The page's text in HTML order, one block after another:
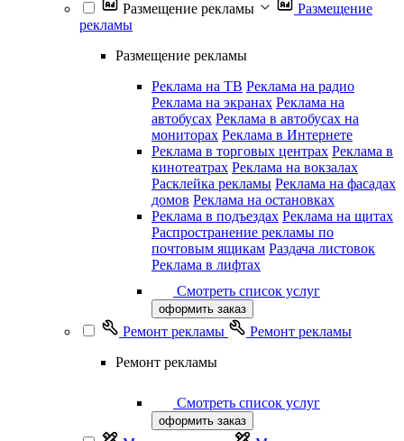
Размещение рекламы
Размещение
рекламы
Размещение рекламы
Реклама на ТВ Реклама на радио
Реклама на экранах Реклама на
автобусах Реклама в автобусах на
мониторах Реклама в Интернете
Реклама в торговых центрах Реклама в
кинотеатрах Реклама на вокзалах
Расклейка рекламы Реклама на фасадах
домов Реклама на остановках
Реклама в подъездах Реклама на щитах
Распространение рекламы по
почтовым ящикам Раздача листовок
Реклама в лифтах
Смотреть список услуг
оформить заказ
Ремонт рекламы
Ремонт рекламы
Ремонт рекламы
Смотреть список услуг
оформить заказ